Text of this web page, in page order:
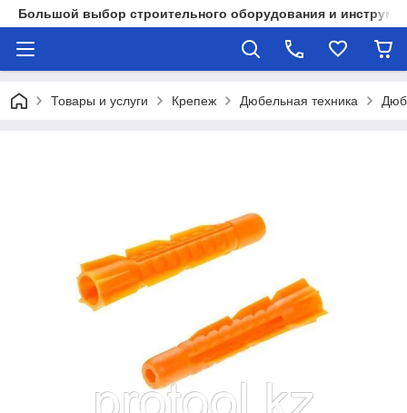
Большой выбор строительного оборудования и
Товары и услуги Крепеж Дюбельная техника